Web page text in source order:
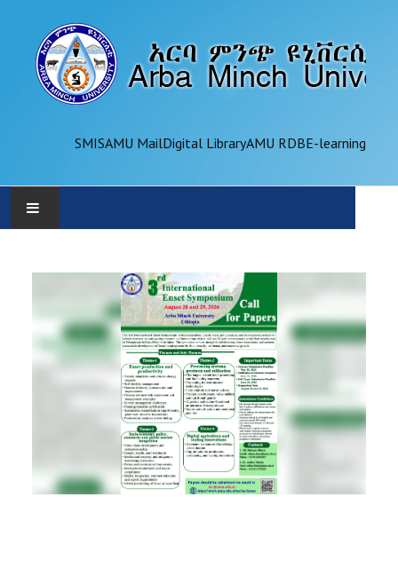
SMISAMU MailDigital LibraryAMU RDBE-learning
ADMINISTRATION
OFFICES
REGISTRAR